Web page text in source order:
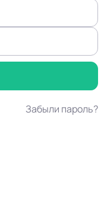
Забыли пароль?